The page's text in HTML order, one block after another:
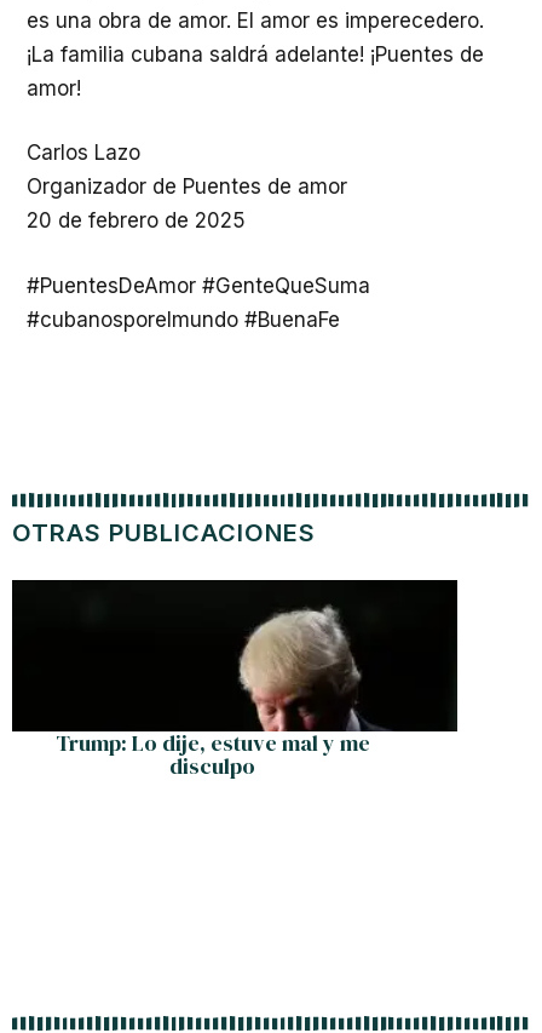
es una obra de amor. El amor es imperecedero.
¡La familia cubana saldrá adelante! ¡Puentes de
amor!
Carlos Lazo
Organizador de Puentes de amor
20 de febrero de 2025
#PuentesDeAmor #GenteQueSuma
#cubanosporelmundo #BuenaFe
OTRAS PUBLICACIONES
Trump: Lo dije, estuve mal y me
disculpo